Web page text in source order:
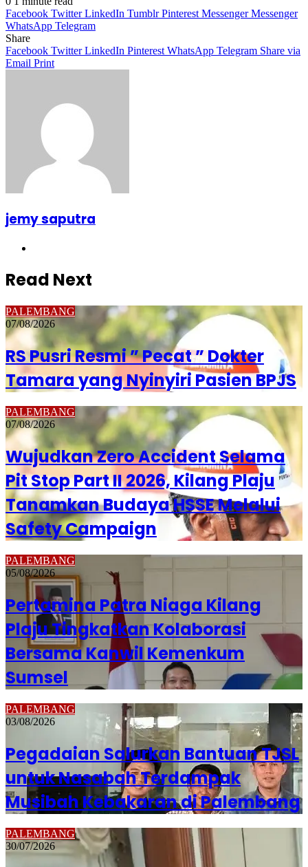
Facebook Twitter LinkedIn Tumblr Pinterest Messenger Messenger
WhatsApp Telegram
Share
Facebook Twitter LinkedIn Pinterest WhatsApp Telegram Share via
Email Print
jemy saputra
Read Next
PALEMBANG
07/08/2026
RS Pusri Resmi ” Pecat ” Dokter
Tamara yang Nyinyiri Pasien BPJS
PALEMBANG
07/08/2026
Wujudkan Zero Accident Selama
Pit Stop Part II 2026, Kilang Plaju
Tanamkan Budaya HSSE Melalui
Safety Campaign
PALEMBANG
05/08/2026
Pertamina Patra Niaga Kilang
Plaju Tingkatkan Kolaborasi
Bersama Kanwil Kemenkum
Sumsel
PALEMBANG
03/08/2026
Pegadaian Salurkan Bantuan TJSL
untuk Nasabah Terdampak
Musibah Kebakaran di Palembang
PALEMBANG
30/07/2026